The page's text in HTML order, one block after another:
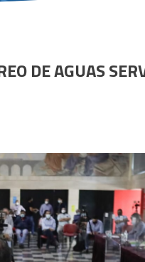
DE AGUAS